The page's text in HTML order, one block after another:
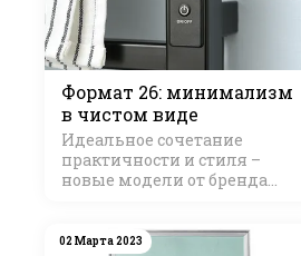
Формат 26: минимализм
в чистом виде
Идеальное сочетание
практичности и стиля –
новые модели от бренда
02 Марта 2023